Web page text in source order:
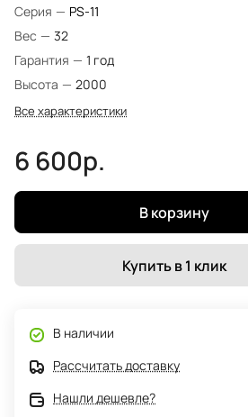
Серия — PS-11
Вес — 32
Гарантия — 1 год
Высота — 2000
Все характеристики
6 600р.
В корзину
Купить в 1 клик
В наличии
Рассчитать доставку
Нашли дешевле?